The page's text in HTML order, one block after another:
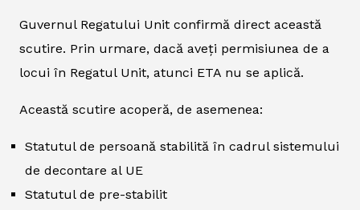
Guvernul Regatului Unit confirmă direct această
scutire. Prin urmare, dacă aveți permisiunea de a
locui în Regatul Unit, atunci ETA nu se aplică.
Această scutire acoperă, de asemenea:
Statutul de persoană stabilită în cadrul sistemului
de decontare al UE
Statutul de pre-stabilit